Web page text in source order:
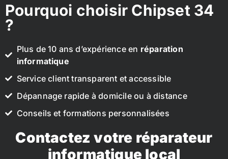
Pourquoi choisir Chipset 34
?
Plus de 10 ans d’expérience en réparation
informatique
Service client transparent et accessible
Dépannage rapide à domicile ou à distance
Conseils et formations personnalisées
Contactez votre réparateur
informatique local